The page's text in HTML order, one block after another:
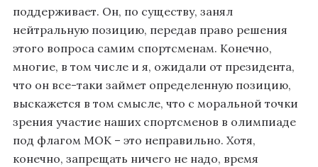
поддерживает. Он, по существу, занял
нейтральную позицию, передав право решения
этого вопроса самим спортсменам. Конечно,
многие, в том числе и я, ожидали от президента,
что он все-таки займет определенную позицию,
выскажется в том смысле, что с моральной точки
зрения участие наших спортсменов в олимпиаде
под флагом МОК – это неправильно. Хотя,
конечно, запрещать ничего не надо, время